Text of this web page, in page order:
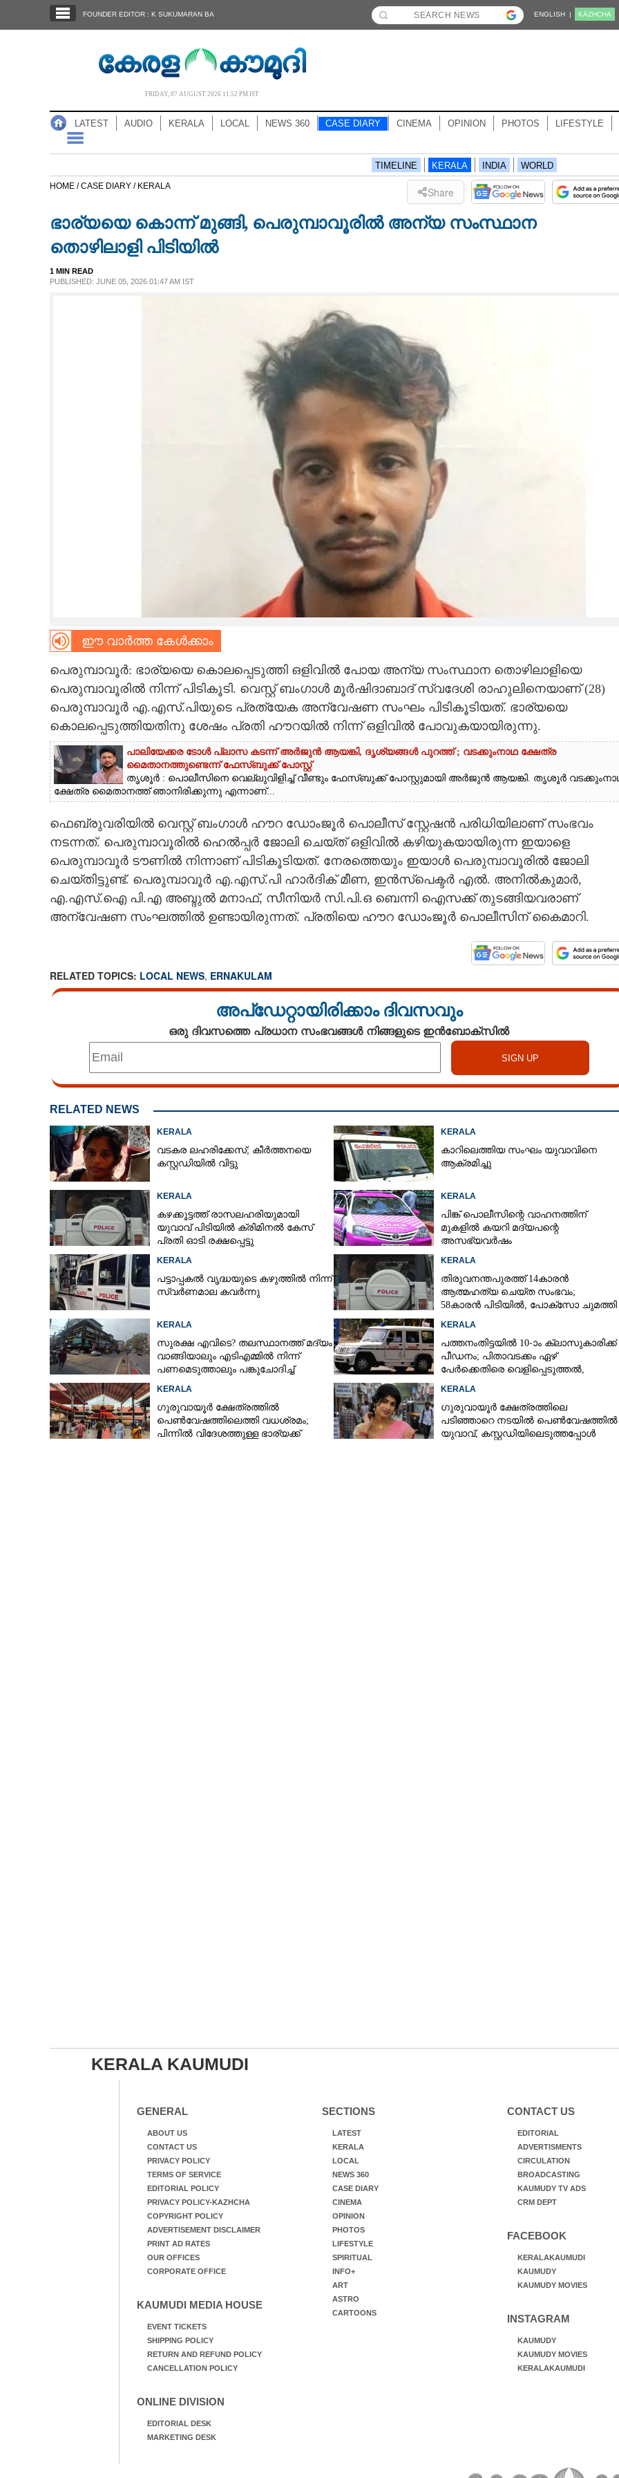
NOTIFIED NEWS
NEWS 360
CASE DIARY
CARTOONS
CONTACT US
FOUNDER EDITOR : K SUKUMARAN BA ENGLISH | KĀZHCHA
FRIDAY, 07 AUGUST 2026 11.52 PM IST
LATEST AUDIO KERALA LOCAL NEWS 360 CASE DIARY CINEMA OPINION PHOTOS LIFESTYLE
TIMELINE KERALA INDIA WORLD
HOME /CASE DIARY / KERALA Share
ഭാര്യയെ കൊന്ന് മുങ്ങി,​ പെരുമ്പാവൂരിൽ അന്യ സംസ്ഥാന
തൊഴിലാളി പിടിയിൽ
1 MIN READ
PUBLISHED: JUNE 05, 2026 01:47 AM IST
ഈ വാർത്ത കേൾക്കാം
പെരുമ്പാവൂർ: ഭാര്യയെ കൊലപ്പെടുത്തി ഒളിവിൽ പോയ അന്യ സംസ്ഥാന തൊഴിലാളിയെ
പെരുമ്പാവൂരിൽ നിന്ന് പിടികൂടി. വെസ്റ്റ് ബംഗാൾ മൂർഷിദാബാദ് സ്വദേശി രാഹുലിനെയാണ് (28)
പെരുമ്പാവൂർ എ.എസ്.പിയുടെ പ്രത്യേക അന്വേഷണ സംഘം പിടികൂടിയത്. ഭാര്യയെ
കൊലപ്പെടുത്തിയതിനു ശേഷം പ്രതി ഹൗറയിൽ നിന്ന് ഒളിവിൽ പോവുകയായിരുന്നു.
പാലിയേക്കര ടോൾ പ്ലാസ കടന്ന് അർജുൻ ആയങ്കി,​ ദൃശ്യങ്ങൾ പുറത്ത് ; വടക്കുംനാഥ ക്ഷേത്ര
മൈതാനത്തുണ്ടെന്ന് ഫേസ്ബുക്ക് പോസ്റ്റ്
തൃശൂർ : പൊലീസിനെ വെല്ലുവിളിച്ച് വീണ്ടും ഫേസ്ബുക്ക് പോസ്റ്റുമായി അർജുൻ ആയങ്കി. തൃശൂർ
ക്ഷേത്ര മൈതാനത്ത് ഞാനിരിക്കുന്നു എന്നാണ്...
ഫെബ്രുവരിയിൽ വെസ്റ്റ് ബംഗാൾ ഹൗറ ഡോംജൂർ പൊലീസ് സ്റ്റേഷൻ പരിധിയിലാണ് സംഭവം
നടന്നത്. പെരുമ്പാവൂരിൽ ഹെൽപ്പർ ജോലി ചെയ്ത് ഒളിവിൽ കഴിയുകയായിരുന്ന ഇയാളെ
പെരുമ്പാവൂർ ടൗണിൽ നിന്നാണ് പിടികൂടിയത്. നേരത്തെയും ഇയാൾ പെരുമ്പാവൂരിൽ ജോലി
ചെയ്തിട്ടുണ്ട്. പെരുമ്പാവൂർ എ.എസ്.പി ഹാർദിക് മീണ, ഇൻസ്പെക്ടർ എൽ. അനിൽകുമാർ,
എ.എസ്.ഐ പി.എ അബ്ദുൽ മനാഫ്, സീനിയർ സി.പി.ഒ ബെന്നി ഐസക്ക് തുടങ്ങിയവരാണ്
അന്വേഷണ സംഘത്തിൽ ഉണ്ടായിരുന്നത്. പ്രതിയെ ഹൗറ ഡോംജൂർ പൊലീസിന് കൈമാറി.
RELATED TOPICS: LOCAL NEWS, ERNAKULAM
അപ്ഡേറ്റായിരിക്കാം ദിവസവും
ഒരു ദിവസത്തെ പ്രധാന സംഭവങ്ങൾ നിങ്ങളുടെ ഇൻബോക്സിൽ
RELATED NEWS
KERALA
വടകര ലഹരിക്കേസ്; കീർത്തനയെ
കസ്റ്റഡിയിൽ വിട്ടു
KERALA
കാറിലെത്തിയ സംഘം യുവാവിനെ
ആക്രമിച്ചു
KERALA
കഴക്കൂട്ടത്ത് രാസലഹരിയുമായി
യുവാവ് പിടിയിൽ ക്രിമിനൽ കേസ്
പ്രതി ഓടി രക്ഷപ്പെട്ടു
KERALA
പിങ്ക് പൊലീസിന്റെ വാഹനത്തിന്
മുകളിൽ കയറി മദ്യപന്റെ
അസഭ്യവ‌ർഷം
KERALA
പട്ടാപ്പകൽ വൃദ്ധയുടെ കഴുത്തിൽ നിന്ന്
സ്വർണമാല കവർന്നു
KERALA
തിരുവനന്തപുരത്ത് 14കാരൻ
ആത്മഹത്യ ചെയ്ത സംഭവം;
58കാരൻ പിടിയിൽ, പോക്‌സോ ചുമത്തി
KERALA
സുരക്ഷ എവിടെ?​ തലസ്ഥാനത്ത് മദ്യം
വാങ്ങിയാലും എടിഎമ്മിൽ നിന്ന്
പണമെടുത്താലും പങ്കുചോദിച്ച്
KERALA
പത്തനംതിട്ടയിൽ 10-ാം ക്ലാസുകാരിക്ക്
പീഡനം; പിതാവടക്കം ഏഴ്
പേർക്കെതിരെ വെളിപ്പെടുത്തൽ,
KERALA
ഗുരുവായൂർ ക്ഷേത്രത്തിൽ
പെൺവേഷത്തിലെത്തി വധശ്രമം;
പിന്നിൽ വിദേശത്തുള്ള ഭാര്യക്ക്
KERALA
ഗുരുവായൂർ ക്ഷേത്രത്തിലെ
പടിഞ്ഞാറെ നടയിൽ പെൺവേഷത്തിൽ
യുവാവ്,​ കസ്റ്റഡിയിലെടുത്തപ്പോൾ
KERALA KAUMUDI
GENERAL
ABOUT US
CONTACT US
PRIVACY POLICY
TERMS OF SERVICE
EDITORIAL POLICY
PRIVACY POLICY-KAZHCHA
COPYRIGHT POLICY
ADVERTISEMENT DISCLAIMER
PRINT AD RATES
OUR OFFICES
CORPORATE OFFICE
KAUMUDI MEDIA HOUSE
EVENT TICKETS
SHIPPING POLICY
RETURN AND REFUND POLICY
CANCELLATION POLICY
ONLINE DIVISION
EDITORIAL DESK
MARKETING DESK
SECTIONS
LATEST
KERALA
LOCAL
NEWS 360
CASE DIARY
CINEMA
OPINION
PHOTOS
LIFESTYLE
SPIRITUAL
INFO+
ART
ASTRO
CARTOONS
CONTACT US
EDITORIAL
ADVERTISMENTS
CIRCULATION
BROADCASTING
KAUMUDY TV ADS
CRM DEPT
FACEBOOK
KERALAKAUMUDI
KAUMUDY
KAUMUDY MOVIES
INSTAGRAM
KAUMUDY
KAUMUDY MOVIES
KERALAKAUMUDI
ഭാര്യയെ കൊന്ന് മുങ്ങി,​ പെരുമ്പാവൂരിൽ
അന്യ സംസ്ഥാന തൊഴിലാളി പിടിയിൽ